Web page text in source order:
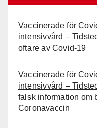
Vaccinerade för
intensivvård –
oftare av Covid-19
Vaccinerade för
intensivvård –
falsk information om
Coronavaccin